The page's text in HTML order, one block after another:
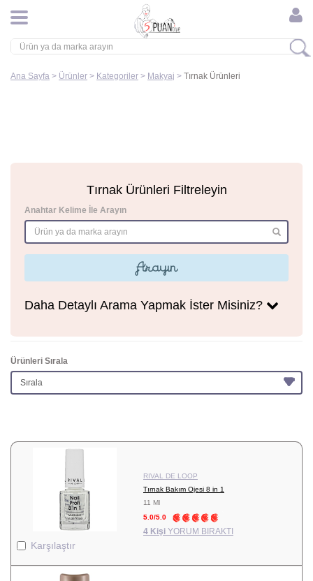
Ana Sayfa > Ürünler > Kategoriler > Makyaj > Tırnak Ürünleri
Tırnak Ürünleri Filtreleyin
Anahtar Kelime İle Arayın
Arayın
Daha Detaylı Arama Yapmak İster Misiniz?
Ürünleri Sırala
Karşılaştır
RIVAL DE LOOP
Tırnak Bakım Ojesi 8 in 1
11 Ml
5.0/5.0
4 Kişi YORUM BIRAKTI